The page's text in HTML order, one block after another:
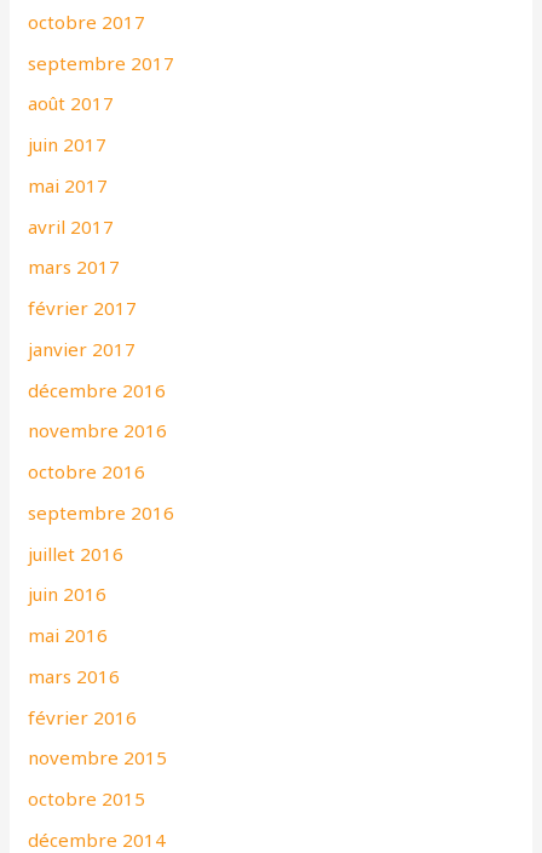
octobre 2017
septembre 2017
août 2017
juin 2017
mai 2017
avril 2017
mars 2017
février 2017
janvier 2017
décembre 2016
novembre 2016
octobre 2016
septembre 2016
juillet 2016
juin 2016
mai 2016
mars 2016
février 2016
novembre 2015
octobre 2015
décembre 2014